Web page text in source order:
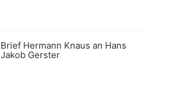
Brief Hermann Knaus an Hans
Jakob Gerster